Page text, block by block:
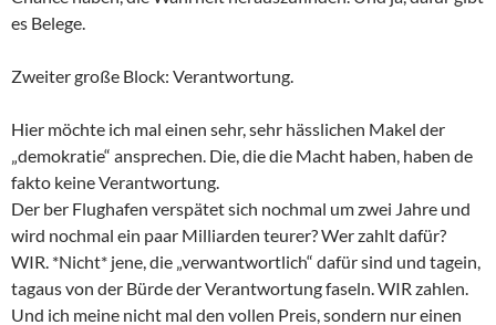
es Belege.
Zweiter große Block: Verantwortung.
Hier möchte ich mal einen sehr, sehr hässlichen Makel der
„demokratie“ ansprechen. Die, die die Macht haben, haben de
fakto keine Verantwortung.
Der ber Flughafen verspätet sich nochmal um zwei Jahre und
wird nochmal ein paar Milliarden teurer? Wer zahlt dafür?
WIR. *Nicht* jene, die „verwantwortlich“ dafür sind und tagein,
tagaus von der Bürde der Verantwortung faseln. WIR zahlen.
Und ich meine nicht mal den vollen Preis, sondern nur einen